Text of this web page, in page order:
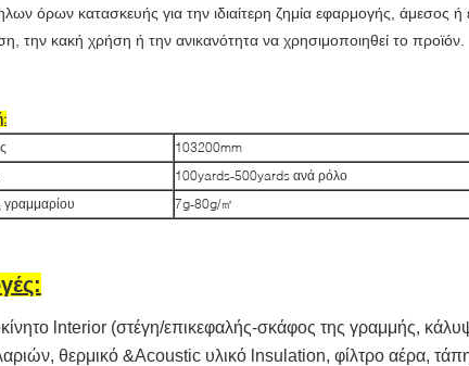
όρων κατασκευής για την ιδιαίτερη ζημία εφαρμογής, άμεσος
την κακή χρήση ή την ανικανότητα να χρησιμοποιηθεί το προϊόν.
103200mm
100yards-500yards ανά ρόλο
γραμμαρίου
7g-80g/㎡
lnterior (στέγη/επικεφαλής-σκάφος της γραμμής,
θερμικό &Acoustic υλικό lnsulation, φίλτρο αέρα,